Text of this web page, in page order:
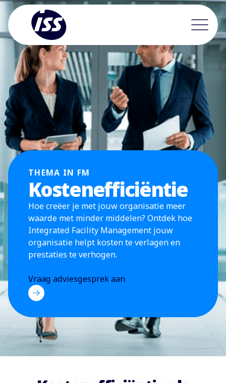
THEMA IN FM
Kostenefficiëntie
Hoe creëer je met jouw organisatie meer
waarde met minder middelen? Ontdek hoe
Integrated Facility Management jouw
organisatie helpt kosten te verlagen en
prestaties te verhogen.
Vraag adviesgesprek aan